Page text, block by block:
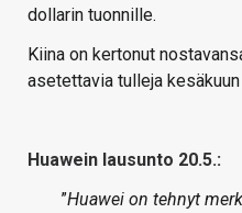
dollarin tuonnille.
Kiina on kertonut
asetettavia tulleja kesäkuun
Huawein lausunto 20.5.:
”Huawei on tehnyt